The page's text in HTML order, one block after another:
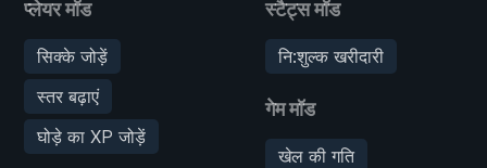
प्लेयर मॉड
सिक्के जोड़ें
स्तर बढ़ाएं
घोड़े का XP जोड़ें
स्टैट्स मॉड
नि:शुल्क खरीदारी
गेम मॉड
खेल की गति